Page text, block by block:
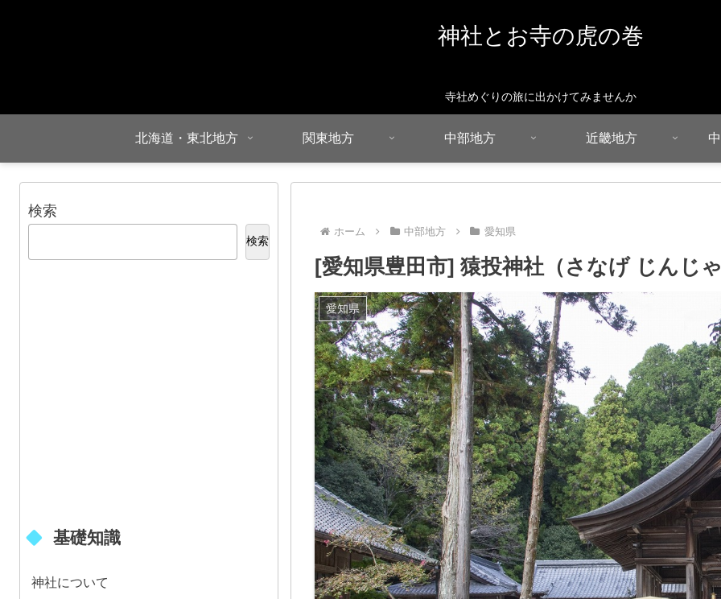
神社とお寺の虎の巻
寺社めぐりの旅に出かけてみませんか
北海道・東北地方 関東地方 中部地方 近畿地方
ホーム 中部地方 愛知県
[愛知県豊田市] 猿投神社（さなげ じんじ
愛知県
検索
検索
基礎知識
神社について